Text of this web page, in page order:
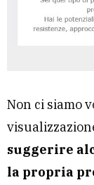
Non ci siamo
suggerire
la propria